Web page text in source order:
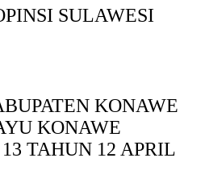
SULAWESI
KONAWE
KONAWE
TAHUN 12 APRIL